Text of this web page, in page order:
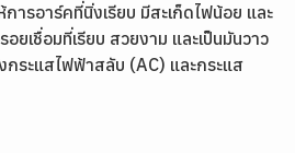
ารอาร์คที่นิ่งเรียบ มีสะเก็ดไฟน้อย และ
ยเชื่อมที่เรียบ สวยงาม และเป็นมันวาว
กระแสไฟฟ้าสลับ (AC) และกระแส